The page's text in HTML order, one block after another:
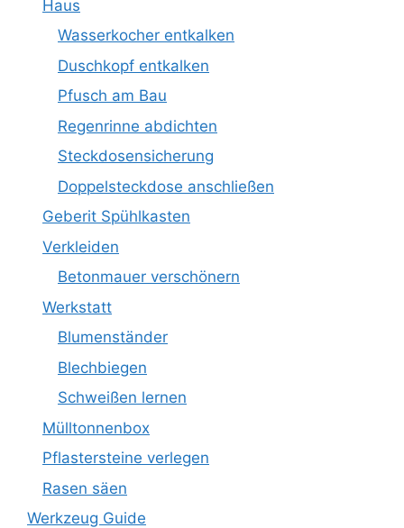
Haus
Wasserkocher entkalken
Duschkopf entkalken
Pfusch am Bau
Regenrinne abdichten
Steckdosensicherung
Doppelsteckdose anschließen
Geberit Spühlkasten
Verkleiden
Betonmauer verschönern
Werkstatt
Blumenständer
Blechbiegen
Schweißen lernen
Mülltonnenbox
Pflastersteine verlegen
Rasen säen
Werkzeug Guide